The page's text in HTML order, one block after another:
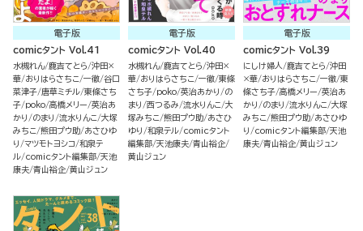
電子版
comicタント Vol.41
水槻れん 鹿吉てとら 沖田×
華 おりはらさちこ 一徹 谷口
菜津子 唐草ミチル 東條さち
子 poko 高橋メリー 英治あ
かり
のまり 流水りんこ 大塚
みちこ 熊田プウ助 あさひゆ
り
マツモトヨシコ 和泉テ
ル comicタント編集部 天池
康夫 青山裕企 黄山ジュン
電子版
comicタント Vol.40
水槻れん 鹿吉てとら 沖田×
華 おりはらさちこ 一徹 東條
さち子 poko 英治あかり
の
まり
西つるみ 流水りんこ 大
塚みちこ 熊田プウ助 あさひ
ゆり
和泉テル comicタント
編集部 天池康夫 青山裕企
黄山ジュン
電子版
comicタント Vol.39
にしけ婦人 鹿吉てとら 沖田
×華 おりはらさちこ 一徹 東
條さち子 高橋メリー 英治あ
かり
のまり 流水りんこ 大塚
みちこ 熊田プウ助 あさひゆ
り
comicタント編集部 天池
康夫 青山裕企 黄山ジュン